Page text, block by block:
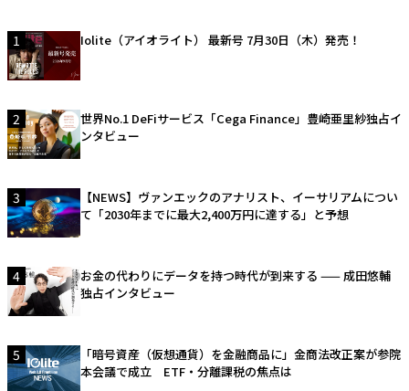
1 Iolite（アイオライト） 最新号 7月30日（木）発売！
2
世界No.1 DeFiサービス「Cega Finance」豊崎亜里紗独占イ
ンタビュー
3
【NEWS】ヴァンエックのアナリスト、イーサリアムについ
て「2030年までに最大2,400万円に達する」と予想
4
お金の代わりにデータを持つ時代が到来する —— 成田悠輔
独占インタビュー
5
「暗号資産（仮想通貨）を金融商品に」金商法改正案が参院
本会議で成立 ETF・分離課税の焦点は